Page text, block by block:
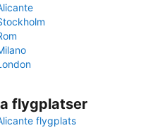
flygplatser
flygplats